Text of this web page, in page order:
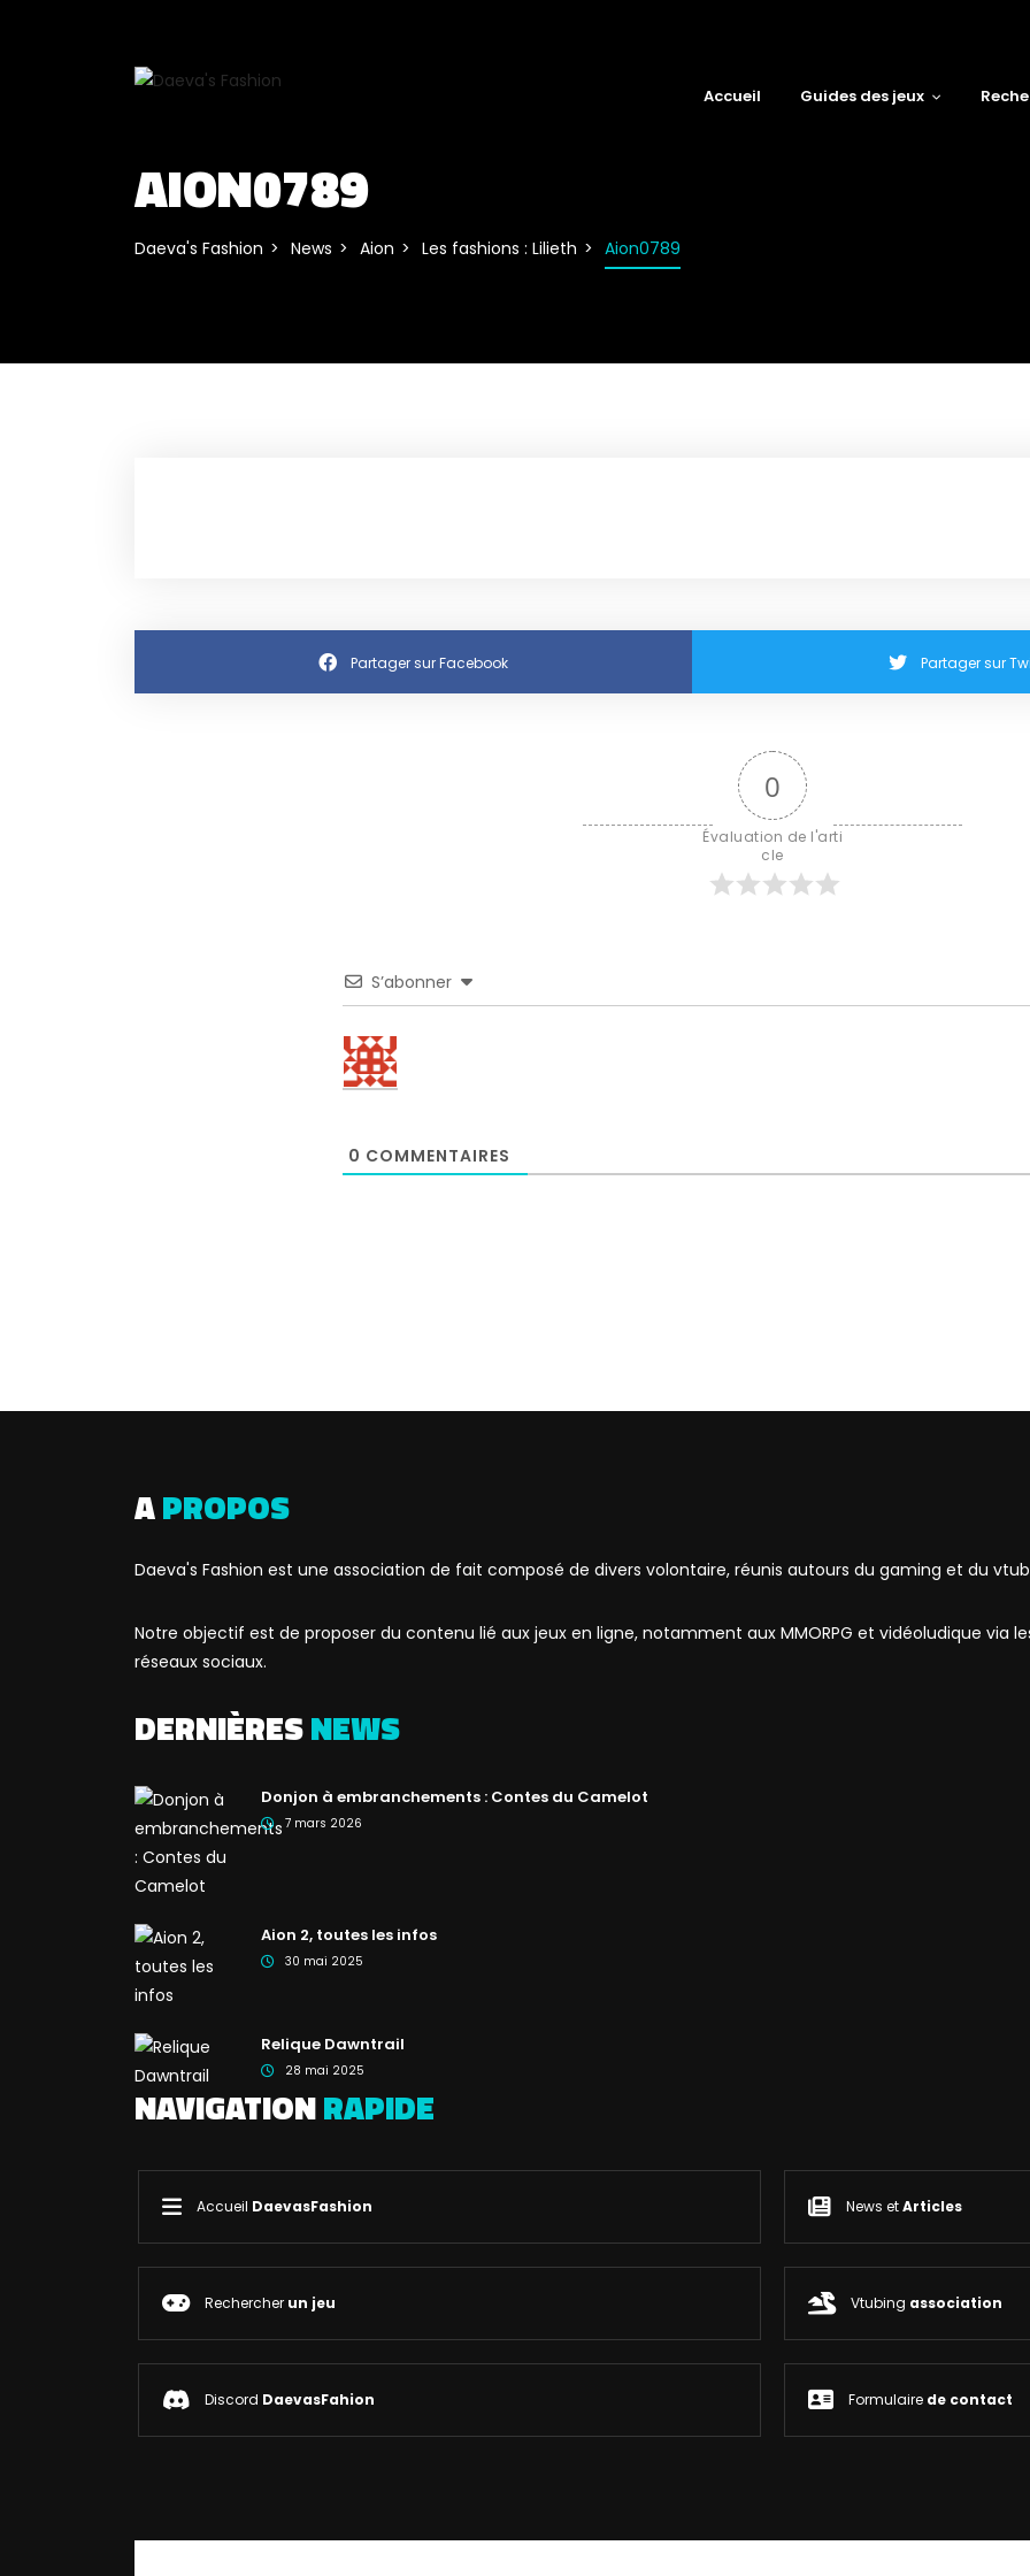
Accueil Guides des jeux
AION0789
Daeva's Fashion News Aion Les fashions : Lilieth Aion0789
Partager sur Facebook Partager sur
0
Évaluation de l'arti
cle
S’abonner
0 COMMENTAIRES
APROPOS
Daeva's Fashion est une association de fait composé de divers volontaire, réunis autours du gaming et du
Notre objectif est de proposer du contenu lié aux jeux en ligne, notamment aux MMORPG et vidéoludique via
réseaux sociaux.
DERNIÈRESNEWS
Donjon à embranchements : Contes du Camelot
7 mars 2026
Aion 2, toutes les infos
30 mai 2025
Relique Dawntrail
28 mai 2025
NAVIGATIONRAPIDE
Accueil DaevasFashion News etArticles
Rechercher un jeu Vtubing association
Discord DaevasFahion Formulaire de contact